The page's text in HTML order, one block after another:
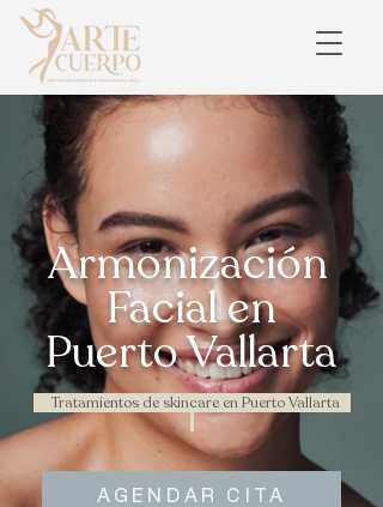
Armonización
Facial en
Puerto Vallarta
Tratamientos de skincare en Puerto Vallarta
AGENDAR CITA